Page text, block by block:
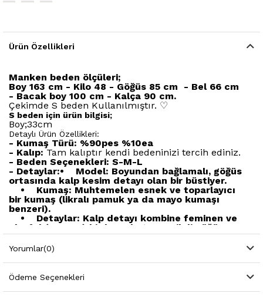
Ürün Özellikleri
Manken beden ölçüleri;
Boy 163 cm - Kilo 48 - Göğüs 85 cm - Bel 66 cm
- Bacak boy 100 cm - Kalça 90 cm.
Çekimde S beden Kullanılmıştır. ♡
S beden için ürün bilgisi;
Boy;33cm
Detaylı Ürün Özellikleri:
- Kumaş Türü: %90pes %10ea
- Kalıp: Tam kalıptır kendi bedeninizi tercih ediniz.
- Beden Seçenekleri: S-M-L
- Detaylar:• Model: Boyundan bağlamalı, göğüs
ortasında kalp kesim detayı olan bir büstiyer.
• Kumaş: Muhtemelen esnek ve toparlayıcı
bir kumaş (likralı pamuk ya da mayo kumaşı
benzeri).
• Detaylar: Kalp detayı kombine feminen ve
playful (oyuncu) bir hava katıyor. Pileli göğüs
yapısı hem destekleyici hem estetik.
• Stil: Romantik bir dokunuşla seksapaliteyi
dengeliyor.
❥Yıkama TalimatlarıBilgisiÜrünİçerisinde Yer
almaktadır.
Kurutma makinesinde kurutulamaz, d
ütüleme yapınız.
Yorumlar(0)
Ödeme Seçenekleri